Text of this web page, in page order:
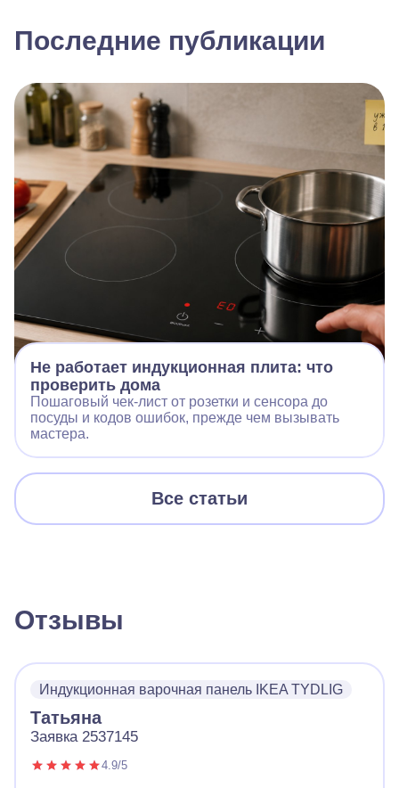
Последние публикации
Не работает индукционная плита: что
проверить дома
Пошаговый чек‑лист от розетки и сенсора до
посуды и кодов ошибок, прежде чем вызывать
мастера.
Все статьи
Отзывы
Индукционная варочная панель IKEA TYDLIG
Татьяна
Заявка 2537145
4.9/5